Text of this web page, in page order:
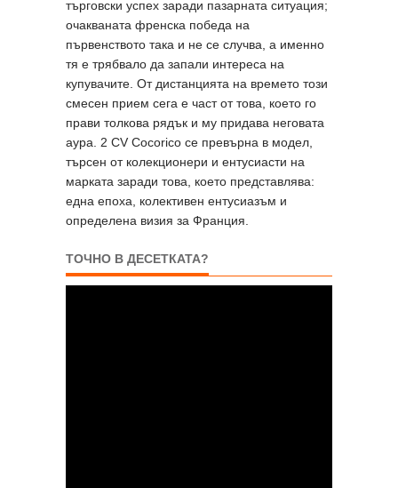
търговски успех заради пазарната ситуация;
очакваната френска победа на
първенството така и не се случва, а именно
тя е трябвало да запали интереса на
купувачите. От дистанцията на времето този
смесен прием сега е част от това, което го
прави толкова рядък и му придава неговата
аура. 2 CV Cocorico се превърна в модел,
търсен от колекционери и ентусиасти на
марката заради това, което представлява:
една епоха, колективен ентусиазъм и
определена визия за Франция.
ТОЧНО В ДЕСЕТКАТА?